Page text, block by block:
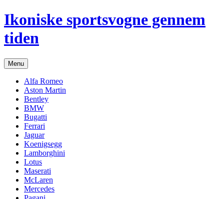
Hop
til
indhold
Ikoniske sportsvogne gennem
tiden
Menu
Alfa Romeo
Aston Martin
Bentley
BMW
Bugatti
Ferrari
Jaguar
Koenigsegg
Lamborghini
Lotus
Maserati
McLaren
Mercedes